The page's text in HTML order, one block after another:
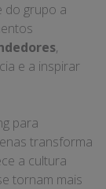
do grupo a
,
e a inspirar
para
transforma
a cultura
tornam mais